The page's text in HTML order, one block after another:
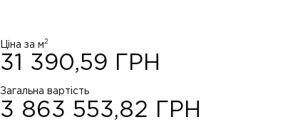
Ціна за м 2
31 390,59 ГРН
Загальна вартість
3 863 553,82 ГРН